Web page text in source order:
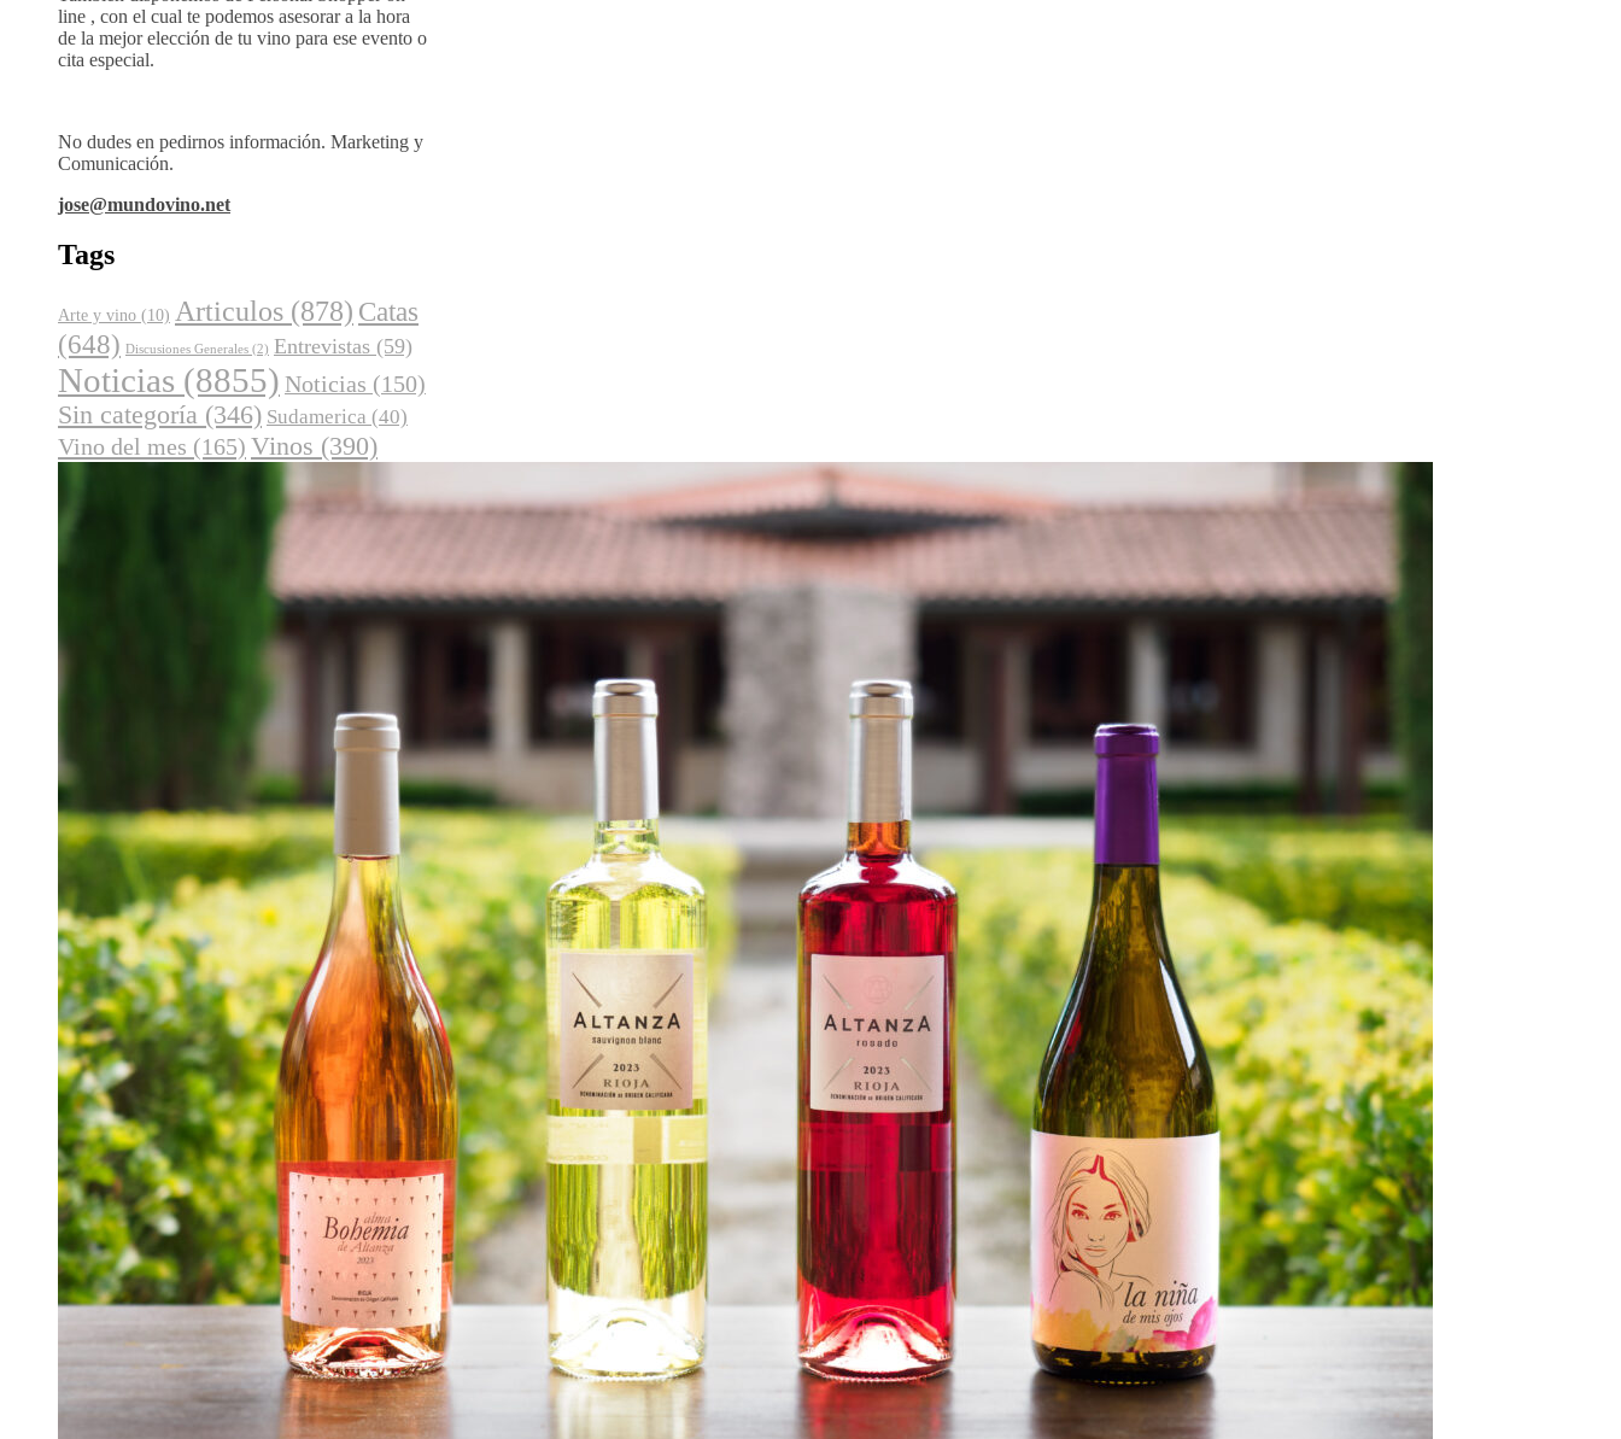
line , con el cual te podemos asesorar a la hora
de la mejor elección de tu vino para ese evento o
cita especial.
No dudes en pedirnos información. Marketing y
Comunicación.
jose@mundovino.net
Tags
Arte y vino (10) Articulos (878) Catas
(648) Discusiones Generales (2) Entrevistas (59)
Noticias (8855) Noticias (150)
Sin categoría (346) Sudamerica (40)
Vino del mes (165) Vinos (390)